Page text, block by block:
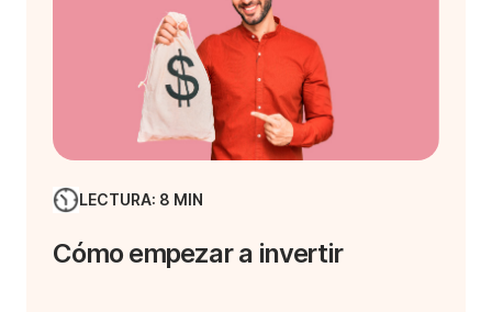
LECTURA: 8 MIN
Cómo empezar a invertir